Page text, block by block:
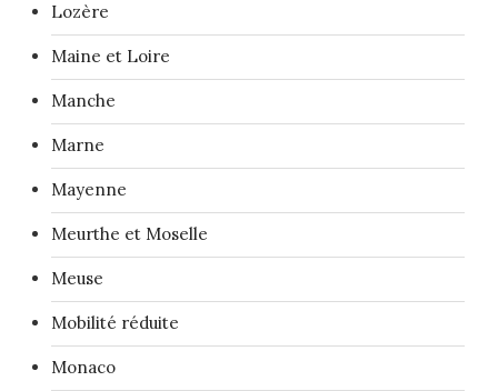
Lozère
Maine et Loire
Manche
Marne
Mayenne
Meurthe et Moselle
Meuse
Mobilité réduite
Monaco